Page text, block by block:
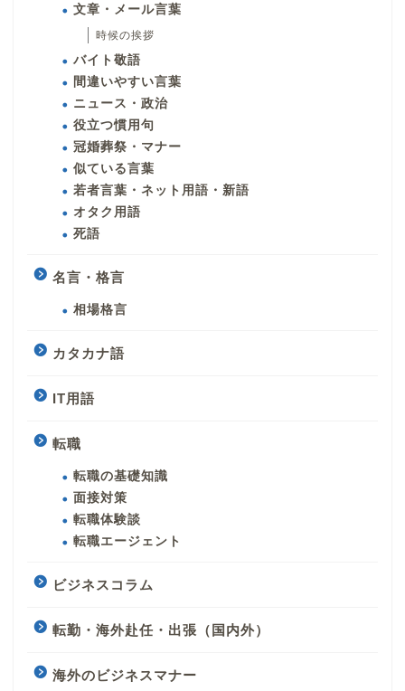
文章・メール言葉
時候の挨拶
バイト敬語
間違いやすい言葉
ニュース・政治
役立つ慣用句
冠婚葬祭・マナー
似ている言葉
若者言葉・ネット用語・新語
オタク用語
死語
名言・格言
相場格言
カタカナ語
IT用語
転職
転職の基礎知識
面接対策
転職体験談
転職エージェント
ビジネスコラム
転勤・海外赴任・出張（国内外）
海外のビジネスマナー